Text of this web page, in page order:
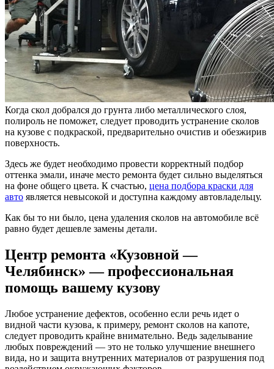
Когда скол добрался до грунта либо металлического слоя,
полироль не поможет, следует проводить устранение сколов
на кузове с подкраской, предварительно очистив и обезжирив
поверхность.
Здесь же будет необходимо провести корректный подбор
оттенка эмали, иначе место ремонта будет сильно выделяться
на фоне общего цвета. К счастью, цена подбора краски для
авто является невысокой и доступна каждому автовладельцу.
Как бы то ни было, цена удаления сколов на автомобиле всё
равно будет дешевле замены детали.
Центр ремонта «Кузовной —
Челябинск» — профессиональная
помощь вашему кузову
Любое устранение дефектов, особенно если речь идет о
видной части кузова, к примеру, ремонт сколов на капоте,
следует проводить крайне внимательно. Ведь заделывание
любых повреждений — это не только улучшение внешнего
вида, но и защита внутренних материалов от разрушения под